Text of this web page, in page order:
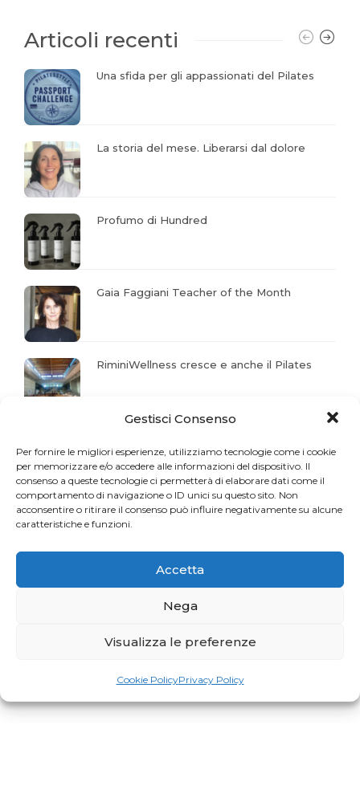
Gestisci Consenso
Per fornire le migliori esperienze, utilizziamo tecnologie come i cookie
per memorizzare e/o accedere alle informazioni del dispositivo. Il
consenso a queste tecnologie ci permetterà di elaborare dati come il
comportamento di navigazione o ID unici su questo sito. Non
acconsentire o ritirare il consenso può influire negativamente su alcune
caratteristiche e funzioni.
Accetta
Nega
Visualizza le preferenze
Cookie PolicyPrivacy Policy
Articoli recenti
Una sfida per gli appassionati del Pilates
La storia del mese. Liberarsi dal dolore
Profumo di Hundred
Gaia Faggiani Teacher of the Month
RiminiWellness cresce e anche il Pilates